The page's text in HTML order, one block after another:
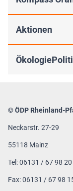
Aktionen
© ÖDP Rheinland-
Neckarstr. 27-29
55118 Mainz
Tel: 06131 / 67 98 20
Fax: 06131 / 67 98